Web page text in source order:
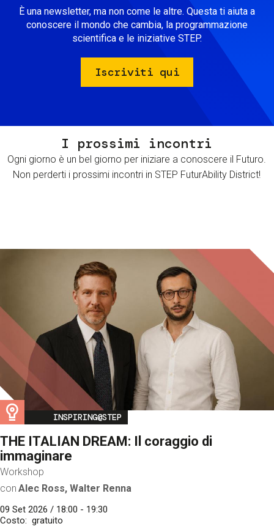
È una newsletter, ma non come le altre. Questa ti aiuta a
conoscere il mondo che cambia, la programmazione
scientifica e le iniziative STEP.
Iscriviti qui
I prossimi incontri
Ogni giorno è un bel giorno per iniziare a conoscere il Futuro.
Non perderti i prossimi incontri in STEP FuturAbility District!
Image
INSPIRING@STEP
THE ITALIAN DREAM: Il coraggio di
immaginare
Workshop
con Alec Ross, Walter Renna
09 Set 2026 / 18:00 - 19:30
Costo
gratuito